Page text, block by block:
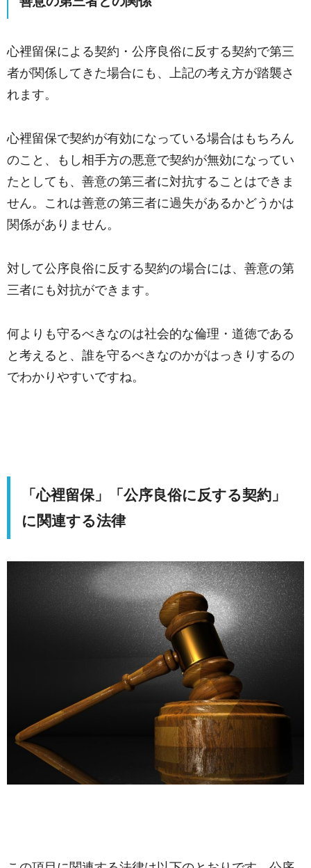
心裡留保による契約・公序良俗に反する契約で第三
者が関係してきた場合にも、上記の考え方が踏襲さ
れます。
心裡留保で契約が有効になっている場合はもちろん
のこと、もし相手方の悪意で契約が無効になってい
たとしても、善意の第三者に対抗することはできま
せん。これは善意の第三者に過失があるかどうかは
関係がありません。
対して公序良俗に反する契約の場合には、善意の第
三者にも対抗ができます。
何よりも守るべきなのは社会的な倫理・道徳である
と考えると、誰を守るべきなのかがはっきりするの
でわかりやすいですね。
「心裡留保」「公序良俗に反する契約」
に関連する法律